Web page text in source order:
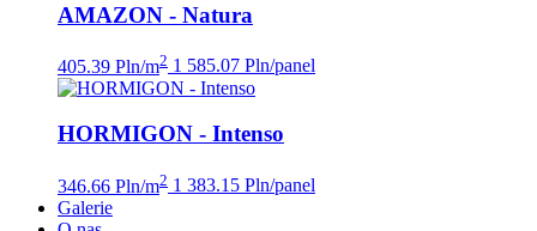
AMAZON - Natura
405.39 Pln/m2 1 585.07 Pln/panel
HORMIGON - Intenso
346.66 Pln/m2 1 383.15 Pln/panel
Galerie